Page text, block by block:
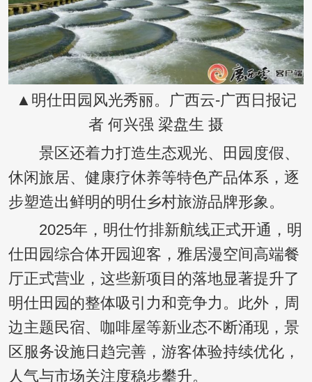
▲明仕田园风光秀丽。广西云-广西日报记
者 何兴强 梁盘生 摄
景区还着力打造生态观光、田园度假、
休闲旅居、健康疗休养等特色产品体系，逐
步塑造出鲜明的明仕乡村旅游品牌形象。
2025年，明仕竹排新航线正式开通，明
仕田园综合体开园迎客，雅居漫空间高端餐
厅正式营业，这些新项目的落地显著提升了
明仕田园的整体吸引力和竞争力。此外，周
边主题民宿、咖啡屋等新业态不断涌现，景
区服务设施日趋完善，游客体验持续优化，
人气与市场关注度稳步攀升。